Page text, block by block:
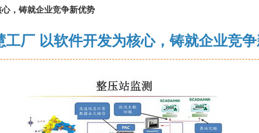
，铸就企业竞争新优势
工厂 以软件开发为核心，铸就企业竞